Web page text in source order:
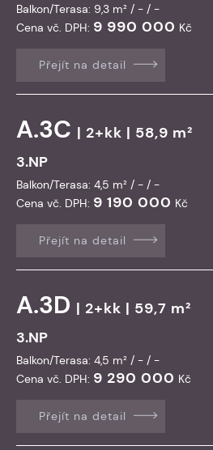
Balkon/Terasa: 9,3 m² / - / -
Cena vč. DPH: 9 990 000 Kč
Přejít na detail
A.3C | 2+kk | 58,9 m²
3.NP
Balkon/Terasa: 4,5 m² / - / -
Cena vč. DPH: 9 190 000 Kč
Přejít na detail
A.3D | 2+kk | 59,7 m²
3.NP
Balkon/Terasa: 4,5 m² / - / -
Cena vč. DPH: 9 290 000 Kč
Přejít na detail